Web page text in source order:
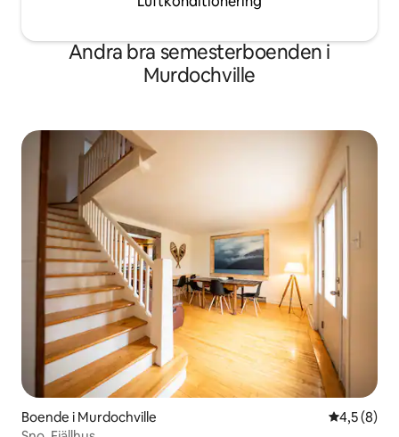
Andra bra semesterboenden i
Murdochville
Boende i Murdochville 4,5 av 5 i
4,5 (8)